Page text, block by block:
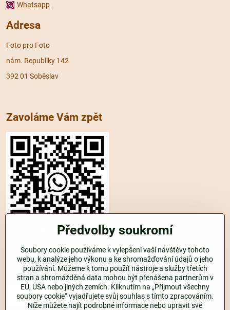
Whatsapp
Adresa
Foto pro Foto
nám. Republiky 142
392 01 Soběslav
Zavoláme Vám zpět
WhatsApp
telefon
Předvolby soukromí
Soubory cookie používáme k vylepšení vaší návštěvy tohoto
webu, k analýze jeho výkonu a ke shromažďování údajů o jeho
používání. Můžeme k tomu použít nástroje a služby třetích
stran a shromážděná data mohou být přenášena partnerům v
EU, USA nebo jiných zemích. Kliknutím na „Přijmout všechny
soubory cookie“ vyjadřujete svůj souhlas s tímto zpracováním.
Níže můžete najít podrobné informace nebo upravit své